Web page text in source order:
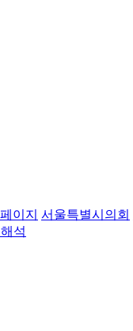
이지 서울특별시의회
석